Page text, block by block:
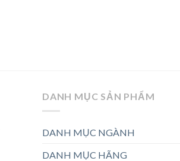
DANH MỤC SẢN PHẨM
DANH MỤC NGÀNH
DANH MỤC HÃNG